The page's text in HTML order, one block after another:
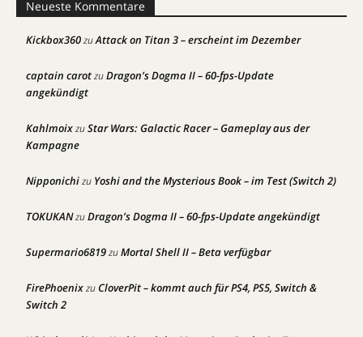
Neueste Kommentare
Kickbox360zuAttack on Titan 3 – erscheint im Dezember
captain carotzuDragon’s Dogma II – 60-fps-Update
angekündigt
KahlmoixzuStar Wars: Galactic Racer – Gameplay aus der
Kampagne
Nipponichizu Yoshi and the Mysterious Book – im Test (Switch 2)
TOKUKANzuDragon’s Dogma II – 60-fps-Update angekündigt
Supermario6819zuMortal Shell II – Beta verfügbar
FirePhoenixzuCloverPit – kommt auch für PS4, PS5, Switch &
Switch 2